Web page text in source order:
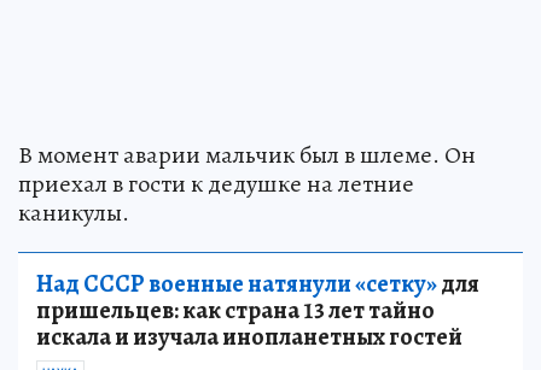
В момент аварии мальчик был в шлеме. Он
приехал в гости к дедушке на летние
каникулы.
Над СССР военные натянули «сетку»для
пришельцев: как страна 13 лет тайно
искала и изучала инопланетных гостей